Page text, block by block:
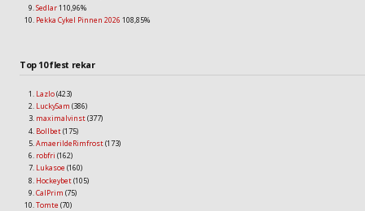
Sedlar110,96%
Pekka Cykel Pinnen 2026 108,85%
Top 10 flest rekar
Lazlo(423)
LuckySam (386)
maximalvinst(377)
Bollbet(175)
AmaerildeRimfrost(173)
robfri (162)
Lukasoe (160)
Hockeybet(105)
CalPrim (75)
Tomte (70)